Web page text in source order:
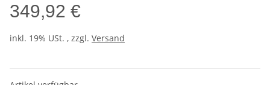
349,92 €
inkl. 19% USt. , zzgl. Versand